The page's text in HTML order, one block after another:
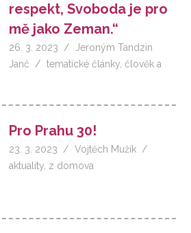
respekt, Svoboda je pro
mě jako Zeman.“
26. 3. 2023
Jeroným Tandzin
Janč
tematické články, člověk a
Pro Prahu 30!
23. 3. 2023
Vojtěch Mužík
aktuality z domova